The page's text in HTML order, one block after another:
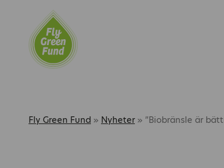
Fly Green Fund » Nyheter » ”Biobränsle är